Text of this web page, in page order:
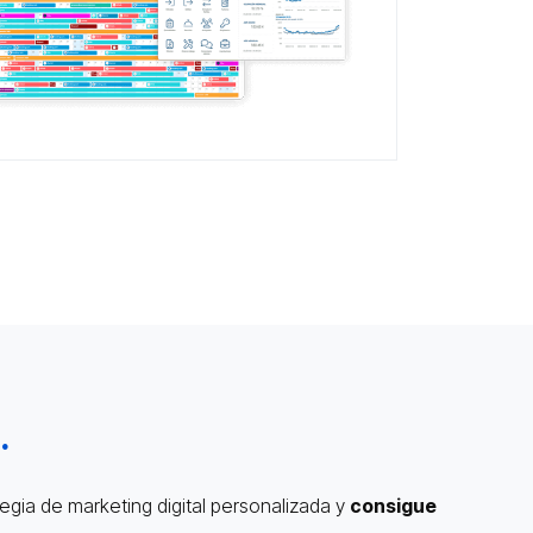
de marketing digital personalizada y consigue